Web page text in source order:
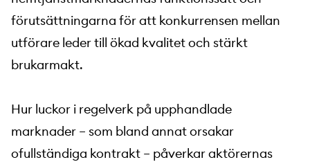
förutsättningarna för att konkurrensen mellan
utförare leder till ökad kvalitet och stärkt
brukarmakt.
Hur luckor i regelverk på upphandlade
marknader – som bland annat orsakar
ofullständiga kontrakt – påverkar aktörernas